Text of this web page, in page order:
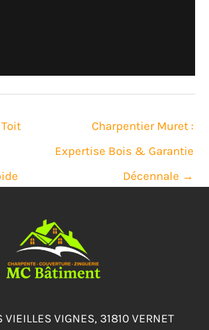
Charpentier Muret :
Expertise Bois & Garantie
Décennale →
VIEILLES VIGNES, 31810 VERNET